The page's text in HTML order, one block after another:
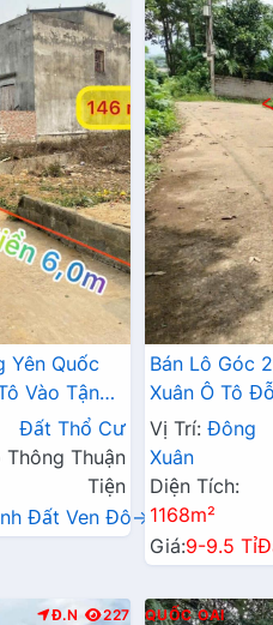
Yên Quốc
Vào Tận
Trường
Đất Thổ Cư
Thuận
Tiện
Đất Ven Đô→
Bán Lô Góc
Xuân Ô Tô
Kinh Doanh
Vị Trí: Đông
Xuân
Diện Tích:
1168m²
Giá:9-9.5 Tỉ
Đ.N 227 QUỐC OAI